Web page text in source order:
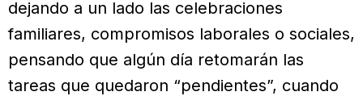
dejando a un lado las celebraciones
familiares, compromisos laborales o sociales,
pensando que algún día retomarán las
tareas que quedaron “pendientes”, cuando